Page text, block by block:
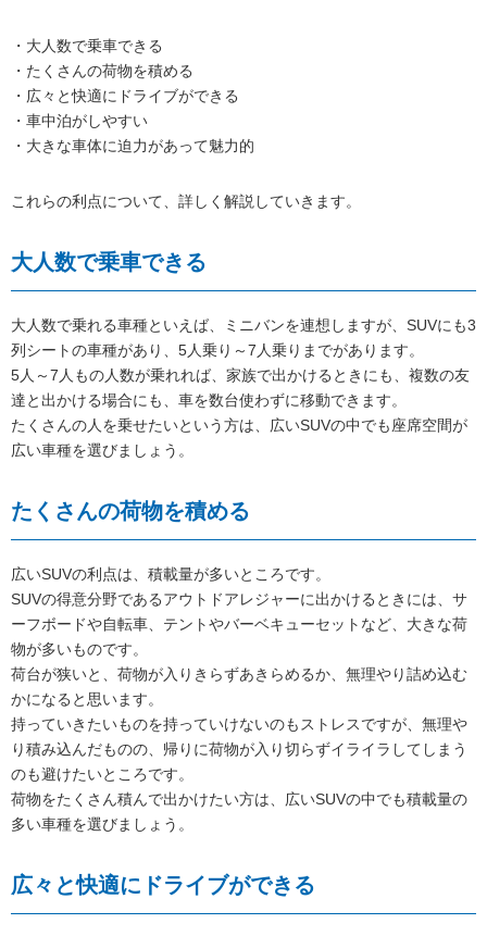
・大人数で乗車できる
・たくさんの荷物を積める
・広々と快適にドライブができる
・車中泊がしやすい
・大きな車体に迫力があって魅力的
これらの利点について、詳しく解説していきます。
大人数で乗車できる
大人数で乗れる車種といえば、ミニバンを連想しますが、SUVにも3
列シートの車種があり、5人乗り～7人乗りまでがあります。
5人～7人もの人数が乗れれば、家族で出かけるときにも、複数の友
達と出かける場合にも、車を数台使わずに移動できます。
たくさんの人を乗せたいという方は、広いSUVの中でも座席空間が
広い車種を選びましょう。
たくさんの荷物を積める
広いSUVの利点は、積載量が多いところです。
SUVの得意分野であるアウトドアレジャーに出かけるときには、サ
ーフボードや自転車、テントやバーベキューセットなど、大きな荷
物が多いものです。
荷台が狭いと、荷物が入りきらずあきらめるか、無理やり詰め込む
かになると思います。
持っていきたいものを持っていけないのもストレスですが、無理や
り積み込んだものの、帰りに荷物が入り切らずイライラしてしまう
のも避けたいところです。
荷物をたくさん積んで出かけたい方は、広いSUVの中でも積載量の
多い車種を選びましょう。
広々と快適にドライブができる